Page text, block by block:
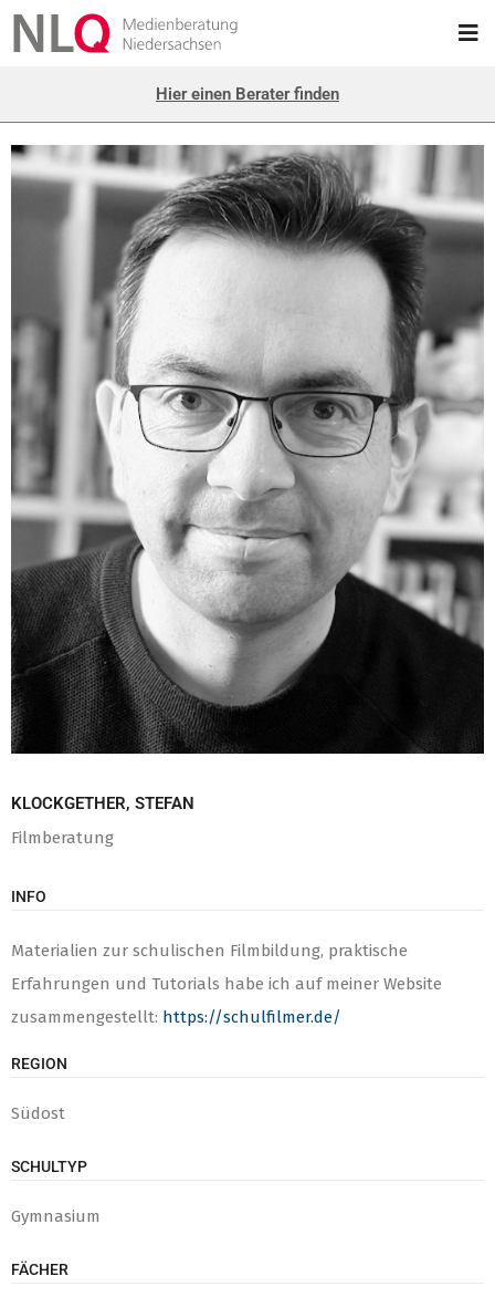
Hier einen Berater finden
KLOCKGETHER, STEFAN
Filmberatung
INFO
Materialien zur schulischen Filmbildung, praktische
Erfahrungen und Tutorials habe ich auf meiner Website
zusammengestellt: https://schulfilmer.de/
REGION
Südost
SCHULTYP
Gymnasium
FÄCHER